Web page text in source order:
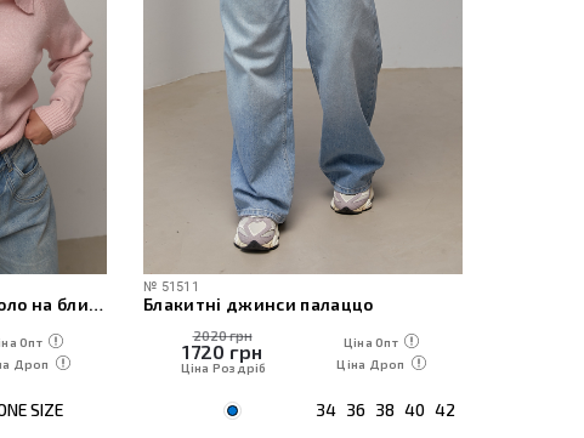
Блакитні джинси палаццо
2020 грн
1720
Ціна Роздріб
Ціна Опт
Ціна Дроп
36 38
1230 грн
1050
Ціна Роздріб